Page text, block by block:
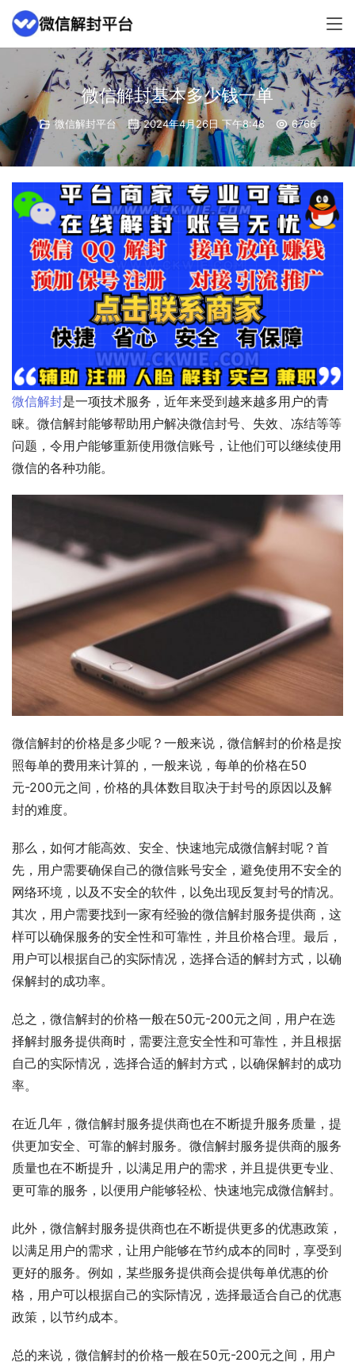
微信解封基本多少钱一单
微信解封平台 2024年4月26日 下午8:48 6766
微信解封是一项技术服务，近年来受到越来越多用户的青
睐。微信解封能够帮助用户解决微信封号、失效、冻结等等
问题，令用户能够重新使用微信账号，让他们可以继续使用
微信的各种功能。
微信解封的价格是多少呢？一般来说，微信解封的价格是按
照每单的费用来计算的，一般来说，每单的价格在50
元-200元之间，价格的具体数目取决于封号的原因以及解
封的难度。
那么，如何才能高效、安全、快速地完成微信解封呢？首
先，用户需要确保自己的微信账号安全，避免使用不安全的
网络环境，以及不安全的软件，以免出现反复封号的情况。
其次，用户需要找到一家有经验的微信解封服务提供商，这
样可以确保服务的安全性和可靠性，并且价格合理。最后，
用户可以根据自己的实际情况，选择合适的解封方式，以确
保解封的成功率。
总之，微信解封的价格一般在50元-200元之间，用户在选
择解封服务提供商时，需要注意安全性和可靠性，并且根据
自己的实际情况，选择合适的解封方式，以确保解封的成功
率。
在近几年，微信解封服务提供商也在不断提升服务质量，提
供更加安全、可靠的解封服务。微信解封服务提供商的服务
质量也在不断提升，以满足用户的需求，并且提供更专业、
更可靠的服务，以便用户能够轻松、快速地完成微信解封。
此外，微信解封服务提供商也在不断提供更多的优惠政策，
以满足用户的需求，让用户能够在节约成本的同时，享受到
更好的服务。例如，某些服务提供商会提供每单优惠的价
格，用户可以根据自己的实际情况，选择最适合自己的优惠
政策，以节约成本。
总的来说，微信解封的价格一般在50元-200元之间，用户